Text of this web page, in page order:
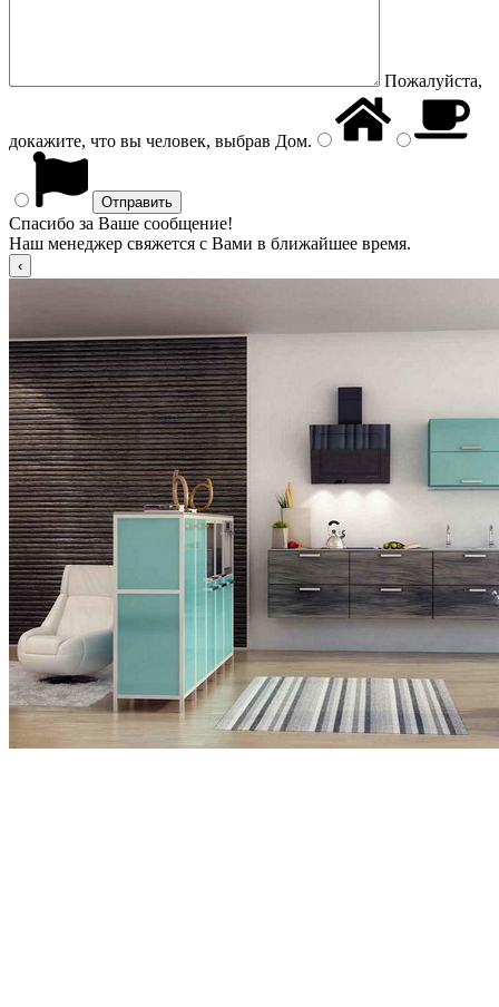
Пожалуйста,
докажите, что вы человек, выбрав Дом.
Спасибо за Ваше сообщение!
Наш менеджер свяжется с Вами в ближайшее время.